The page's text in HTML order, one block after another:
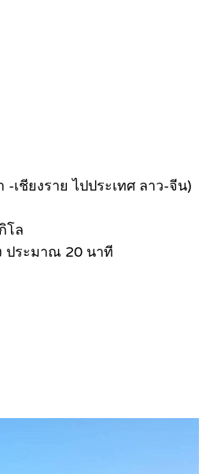
ชียงราย ไปประเทศ ลาว-จีน)
โล
ประมาณ 20 นาที